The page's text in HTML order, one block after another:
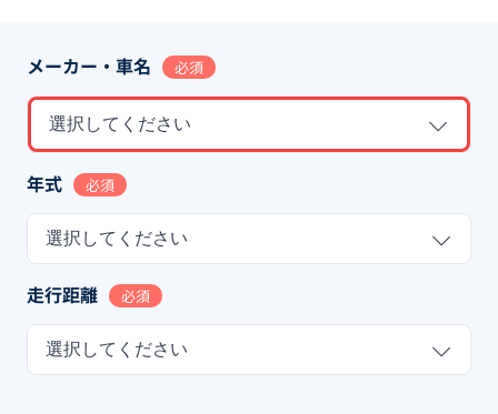
メーカー・車名 必須
選択してください
年式 必須
選択してください
走行距離 必須
選択してください